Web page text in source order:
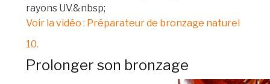
rayons UV.&nbsp;
Voir la vidéo : Préparateur de bronzage naturel
10.
Prolonger son bronzage